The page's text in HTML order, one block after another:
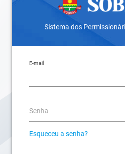
Sistema dos
E-mail
Senha
Esqueceu a senha?